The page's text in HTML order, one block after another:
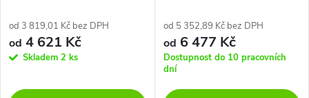
od 3 819,01 Kč bez DPH
od 4 621 Kč
Skladem 2 ks
od 5 352,89 Kč bez DPH
od 6 477 Kč
Dostupnost do 10 pracovních
dní